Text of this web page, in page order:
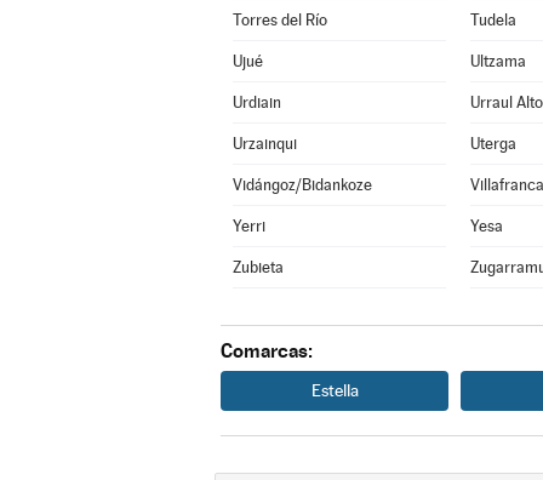
Torres del Río Tudela
Ujué Ultzama
Urdiain Urraul Alto
Urzainqui Uterga
Vidángoz/Bidankoze Villafranca
Yerri Yesa
Zubieta
Comarcas:
Estella